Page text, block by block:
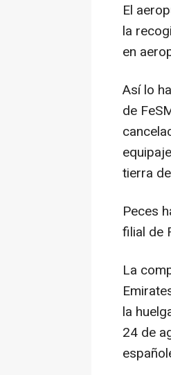
El
la
en
Así lo
de
tierra
Peces
filial de
La
la
24 de